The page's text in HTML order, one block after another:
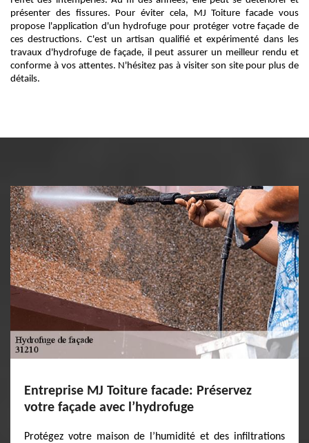
présenter des fissures. Pour éviter cela, MJ Toiture facade vous
propose l'application d'un hydrofuge pour protéger votre façade de
ces destructions. C'est un artisan qualifié et expérimenté dans les
travaux d'hydrofuge de façade, il peut assurer un meilleur rendu et
conforme à vos attentes. N'hésitez pas à visiter son site pour plus de
détails.
Entreprise MJ Toiture facade: Préservez
votre façade avec l’hydrofuge
Protégez votre maison de l’humidité et des infiltrations